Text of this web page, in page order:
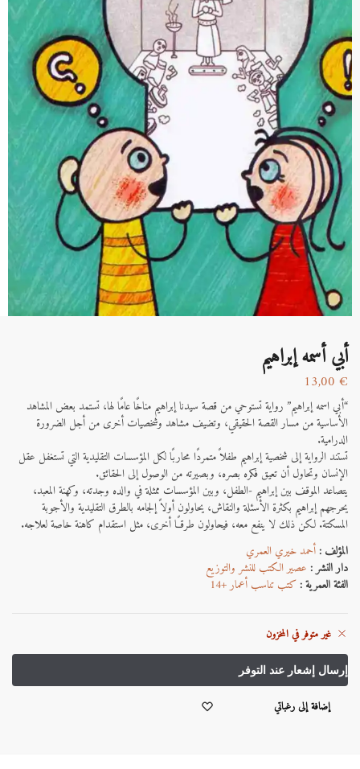
أبي أسمه إبراهيم
13,00 €
“أبي اسمه إبراهيم” رواية تستوحي من قصة سيدنا إبراهيم مناخًا عامًا لها، تستمد بعض المشاهد
الأساسية من مسار القصة الحقيقي، وتضيف مشاهد وشخصيات أخرى من أجل الضرورة
الدرامية.
تستند الرواية إلى شخصية إبراهيم طفلاً متمردًا محاربًا لكل المؤسسات التقليدية التي تستغفل عقل
الإنسان وتحاول أن تعيق فكره بصره، وبصيرته من الوصول إلى الحقائق.
يتصاعد الموقف بين إبراهيم -الطفل، وبين المؤسسات ممثلة في والده وجدته، وكهنة المعبد،
يحرجهم إبراهيم بكثرة الأسئلة والنقاش، يحاولون أولاً إلجامه بالطرق التقليدية والأجوبة
المسكتة. لكن ذلك لا ينفع معه، فيحاولون طرقــًا أخرى، مثل استقدام كاهنة خاصة لعلاجه.
المؤلف :أحمد خيري العمري
دار النشر : عصير الكتب للنشر والتوزيع
الفئة العمرية :كتب تناسب أعمار +14
غير متوفر في المخزون
إضافة إلى رغباتي